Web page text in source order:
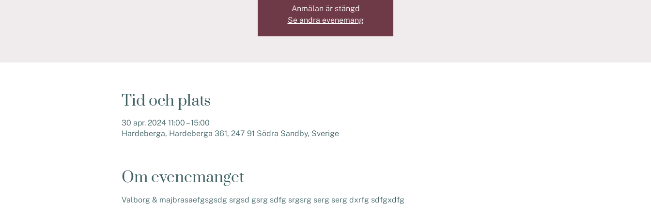
Anmälan är stängd
Se andra evenemang
Tid och plats
30 apr. 2024 11:00 – 15:00
Hardeberga, Hardeberga 361, 247 91 Södra Sandby, Sverige
Om evenemanget
Valborg & majbrasaefgsgsdg srgsd gsrg sdfg srgsrg serg serg dxrfg sdfgxdfg